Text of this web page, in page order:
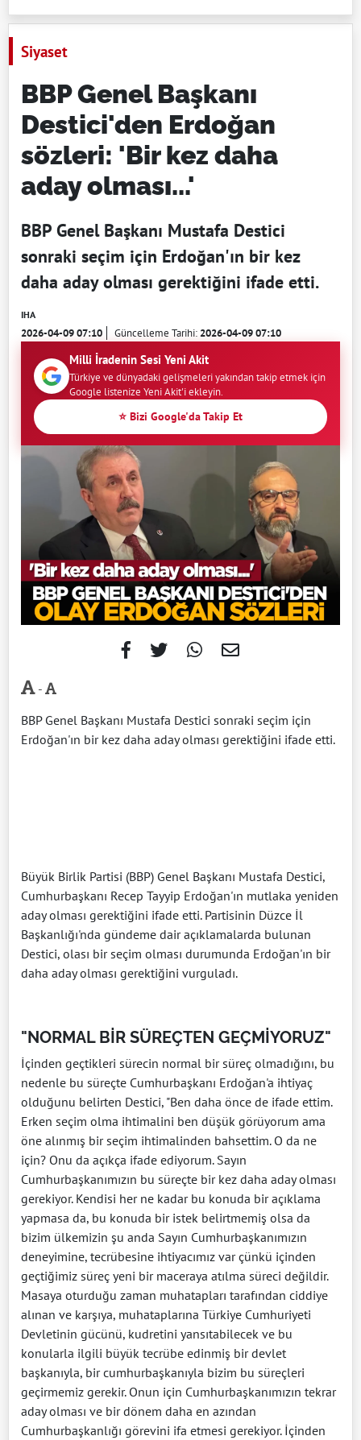
Siyaset
BBP Genel Başkanı
Destici'den Erdoğan
sözleri: 'Bir kez daha
aday olması...'
BBP Genel Başkanı Mustafa Destici
sonraki seçim için Erdoğan'ın bir kez
daha aday olması gerektiğini ifade etti.
IHA
2026-04-09 07:10 Güncelleme Tarihi:2026-04-09 07:10
Milli İradenin Sesi Yeni Akit
Türkiye ve dünyadaki gelişmeleri yakından takip etmek için
Google listenize Yeni Akit'i ekleyin.
⭐ Bizi Google'da Takip Et
-
BBP Genel Başkanı Mustafa Destici sonraki seçim için
Erdoğan'ın bir kez daha aday olması gerektiğini ifade etti.
Büyük Birlik Partisi (BBP) Genel Başkanı Mustafa Destici,
Cumhurbaşkanı Recep Tayyip Erdoğan'ın mutlaka yeniden
aday olması gerektiğini ifade etti. Partisinin Düzce İl
Başkanlığı'nda gündeme dair açıklamalarda bulunan
Destici, olası bir seçim olması durumunda Erdoğan'ın bir
daha aday olması gerektiğini vurguladı.
"NORMAL BİR SÜREÇTEN GEÇMİYORUZ"
İçinden geçtikleri sürecin normal bir süreç olmadığını, bu
nedenle bu süreçte Cumhurbaşkanı Erdoğan'a ihtiyaç
olduğunu belirten Destici, "Ben daha önce de ifade ettim.
Erken seçim olma ihtimalini ben düşük görüyorum ama
öne alınmış bir seçim ihtimalinden bahsettim. O da ne
için? Onu da açıkça ifade ediyorum. Sayın
Cumhurbaşkanımızın bu süreçte bir kez daha aday olması
gerekiyor. Kendisi her ne kadar bu konuda bir açıklama
yapmasa da, bu konuda bir istek belirtmemiş olsa da
bizim ülkemizin şu anda Sayın Cumhurbaşkanımızın
deneyimine, tecrübesine ihtiyacımız var çünkü içinden
geçtiğimiz süreç yeni bir maceraya atılma süreci değildir.
Masaya oturduğu zaman muhatapları tarafından ciddiye
alınan ve karşıya, muhataplarına Türkiye Cumhuriyeti
Devletinin gücünü, kudretini yansıtabilecek ve bu
konularla ilgili büyük tecrübe edinmiş bir devlet
başkanıyla, bir cumhurbaşkanıyla bizim bu süreçleri
geçirmemiz gerekir. Onun için Cumhurbaşkanımızın tekrar
aday olması ve bir dönem daha en azından
Cumhurbaşkanlığı görevini ifa etmesi gerekiyor. İçinden